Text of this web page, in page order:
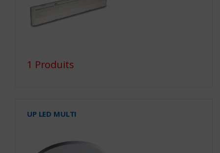
1 Produits
UP LED MULTI